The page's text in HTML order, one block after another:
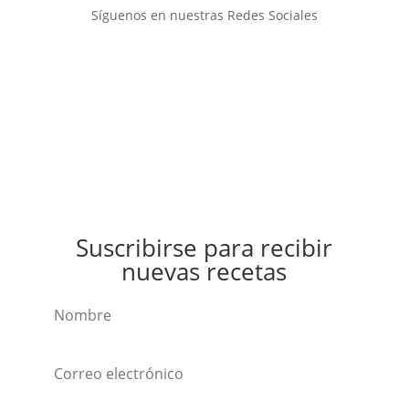
Síguenos en nuestras Redes Sociales
Suscribirse para recibir
nuevas recetas